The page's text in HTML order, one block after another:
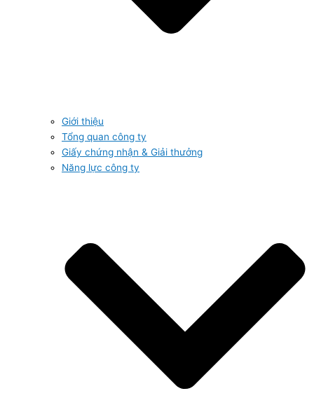
Giới thiệu
Tổng quan công ty
Giấy chứng nhận & Giải thưởng
Năng lực công ty